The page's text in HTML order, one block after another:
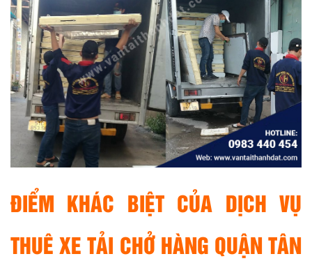
ĐIỂM KHÁC BIỆT CỦA DỊCH VỤ
THUÊ XE TẢI CHỞ HÀNG QUẬN TÂN